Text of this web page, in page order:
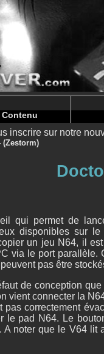
/home/nintendoju/
/home/nintendoju/
Contenu
inscrire sur notre
(Zestorm)
qui permet de
disponibles sur
un jeu N64, il
via le port
pas être
de conception
vient connecter la
pas correctement
le pad N64. Le
noter que le V64